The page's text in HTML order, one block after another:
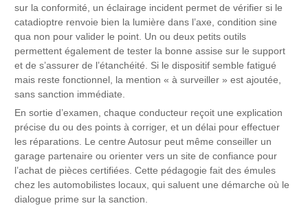
sur la conformité, un éclairage incident permet de vérifier si le
catadioptre renvoie bien la lumière dans l’axe, condition sine
qua non pour valider le point. Un ou deux petits outils
permettent également de tester la bonne assise sur le support
et de s’assurer de l’étanchéité. Si le dispositif semble fatigué
mais reste fonctionnel, la mention « à surveiller » est ajoutée,
sans sanction immédiate.
En sortie d’examen, chaque conducteur reçoit une explication
précise du ou des points à corriger, et un délai pour effectuer
les réparations. Le centre Autosur peut même conseiller un
garage partenaire ou orienter vers un site de confiance pour
l’achat de pièces certifiées. Cette pédagogie fait des émules
chez les automobilistes locaux, qui saluent une démarche où le
dialogue prime sur la sanction.